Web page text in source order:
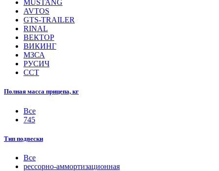
MUSTANG
AVTOS
GTS-TRAILER
RINAL
ВЕКТОР
ВИКИНГ
МЗСА
РУСИЧ
ССТ
Полная масса прицепа, кг
Все
745
Тип подвески
Все
рессорно-аммортизационная